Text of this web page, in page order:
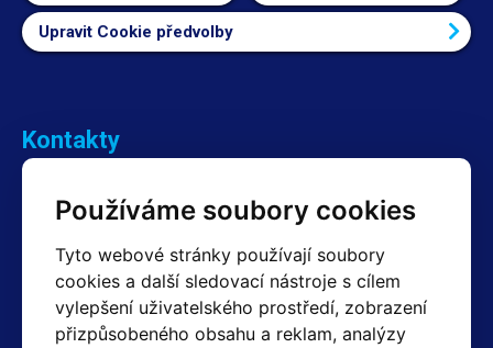
Používáme soubory cookies
Tyto webové stránky používají soubory
cookies a další sledovací nástroje s cílem
vylepšení uživatelského prostředí, zobrazení
přizpůsobeného obsahu a reklam, analýzy
Upravit Cookie předvolby
Kontakty
+420 603 357 606 +420 605 234 204
Fakturační a expediční oddělení
+420 605 259 759 (Po–Pá: 7:30 – 15:00)
Technické oddělení